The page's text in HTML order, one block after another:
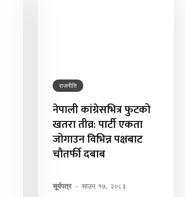
राजनीति
नेपाली कांग्रेसभित्र फुटको
खतरा तीव्र: पार्टी एकता
जोगाउन विभिन्न पक्षबाट
चौतर्फी दबाब
सूर्यपत्र - साउन १७, २०८३